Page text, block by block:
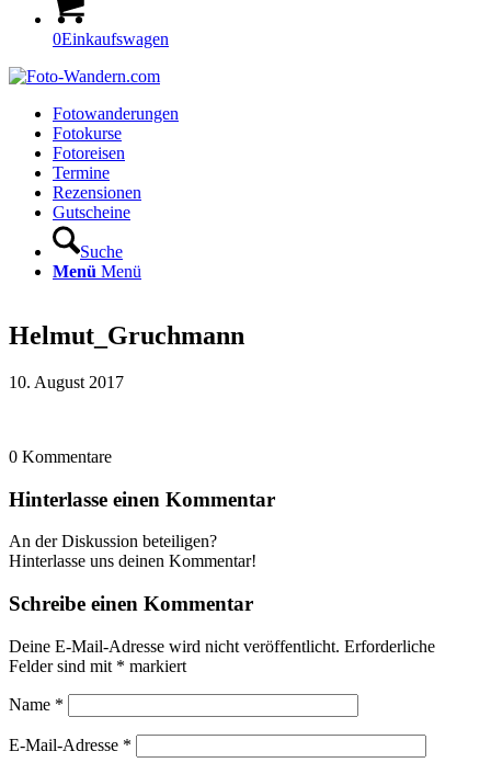
0Einkaufswagen
Fotowanderungen
Fotokurse
Fotoreisen
Termine
Rezensionen
Gutscheine
Suche
Menü Menü
Helmut_Gruchmann
10. August 2017
0 Kommentare
Hinterlasse einen Kommentar
An der Diskussion beteiligen?
Hinterlasse uns deinen Kommentar!
Schreibe einen Kommentar
Deine E-Mail-Adresse wird nicht veröffentlicht. Erforderliche
Felder sind mit * markiert
Name *
E-Mail-Adresse *